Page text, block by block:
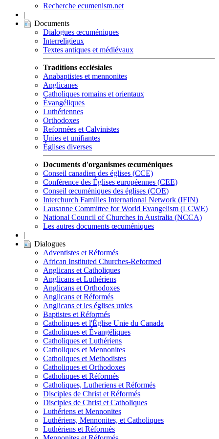
Recherche ecumenism.net
|
Documents
Dialogues œcuméniques
Interreligieux
Textes antiques et médiévaux
Traditions ecclésiales
Anabaptistes et mennonites
Anglicanes
Catholiques romains et orientaux
Évangéliques
Luthériennes
Orthodoxes
Reformées et Calvinistes
Unies et unifiantes
Églises diverses
Documents d'organismes œcuméniques
Conseil canadien des églises (CCE)
Conférence des Églises européennes (CEE)
Conseil œcuméniques des églises (COE)
Interchurch Families International Network (IFIN)
Lausanne Committee for World Evangelism (LCWE)
National Council of Churches in Australia (NCCA)
Les autres documents œcuméniques
|
Dialogues
Adventistes et Réformés
African Instituted Churches-Reformed
Anglicans et Catholiques
Anglicans et Luthériens
Anglicans et Orthodoxes
Anglicans et Réformés
Anglicans et les églises unies
Baptistes et Réformés
Catholiques et l'Église Unie du Canada
Catholiques et Évangéliques
Catholiques et Luthériens
Catholiques et Mennonites
Catholiques et Methodistes
Catholiques et Orthodoxes
Catholiques et Réformés
Catholiques, Lutheriens et Réformés
Disciples de Christ et Réformés
Disciples de Christ et Catholiques
Luthériens et Mennonites
Luthériens, Mennonites, et Catholiques
Luthériens et Réformés